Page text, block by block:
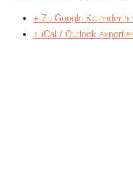
+ Zu Google Kalender
+ iCal / Outlook